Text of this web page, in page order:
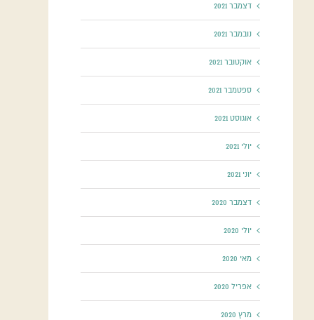
דצמבר 2021
נובמבר 2021
אוקטובר 2021
ספטמבר 2021
אוגוסט 2021
יולי 2021
יוני 2021
דצמבר 2020
יולי 2020
מאי 2020
אפריל 2020
מרץ 2020